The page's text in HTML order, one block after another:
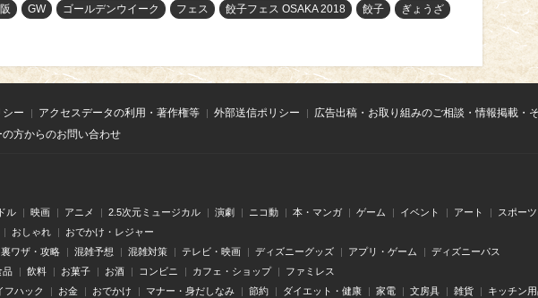
GW ゴールデンウイーク フェス 餃子フェス OSAKA 2018 餃子 ぎょうざ
シー アクセスデータの利用・著作権等 外部送信ポリシー
広告出稿・お取り組みのご相談・情報掲載・
方からのお問い合わせ
ル 映画 アニメ 2.5次元ミュージカル 演劇 ニコ動 本・マンガ ゲーム イベント アート スポーツ
おしゃれ おでかけ・レジャー
裏ワザ・攻略 混雑予想 混雑対策 テレビ・映画 ディズニーグッズ アプリ・ゲーム ディズニーパス
品 飲料 お菓子 お酒 コンビニ カフェ・ショップ ファミレス
フハック お金 おでかけ マナー・身だしなみ 節約 ダイエット・健康 家電 文房具 雑貨 キッチン